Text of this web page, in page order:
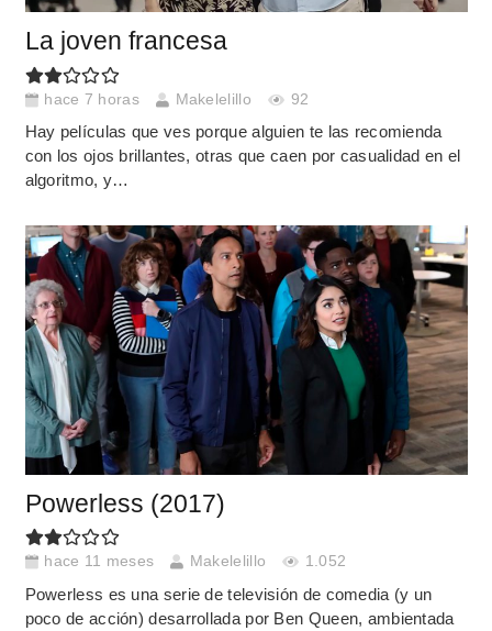
La joven francesa
hace 7 horas Makelelillo 92
Hay películas que ves porque alguien te las recomienda
con los ojos brillantes, otras que caen por casualidad en el
algoritmo, y…
Powerless (2017)
hace 11 meses Makelelillo 1.052
Powerless es una serie de televisión de comedia (y un
poco de acción) desarrollada por Ben Queen, ambientada